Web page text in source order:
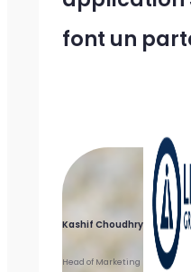
font un
Kashif Choudhry
Head of Marketing